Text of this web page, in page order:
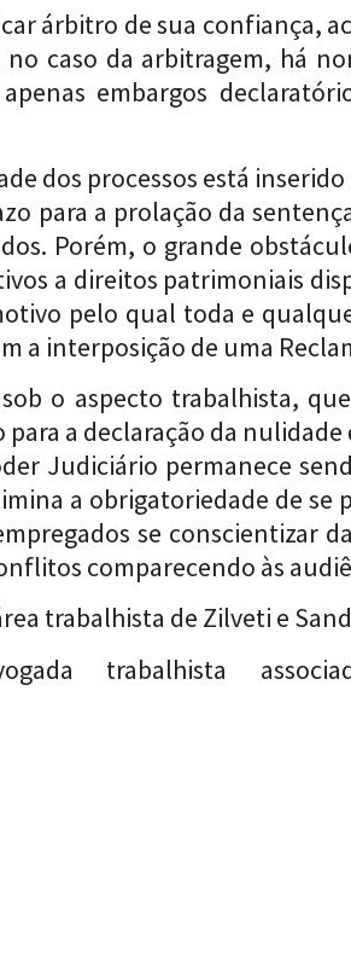
árbitro de sua confiança,
no caso da arbitragem, há
embargos
dos processos está
para a prolação da
Porém, o grande
a direitos patrimoniais
pelo qual toda e
a interposição de uma
o aspecto trabalhista,
a declaração da
Judiciário permanece
a obrigatoriedade de se
se conscientizar
comparecendo às
trabalhista de Zilveti e
trabalhista